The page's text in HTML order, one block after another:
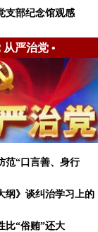
支部纪念馆观感
从严治党•
范“口言善、身行
纲》谈纠治学习上的
比“俗贿”还大